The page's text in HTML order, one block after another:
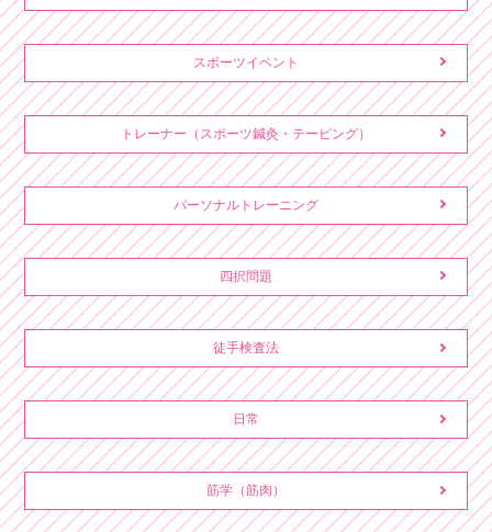
スポーツイベント
トレーナー（スポーツ鍼灸・テーピング）
パーソナルトレーニング
四択問題
徒手検査法
日常
筋学（筋肉）